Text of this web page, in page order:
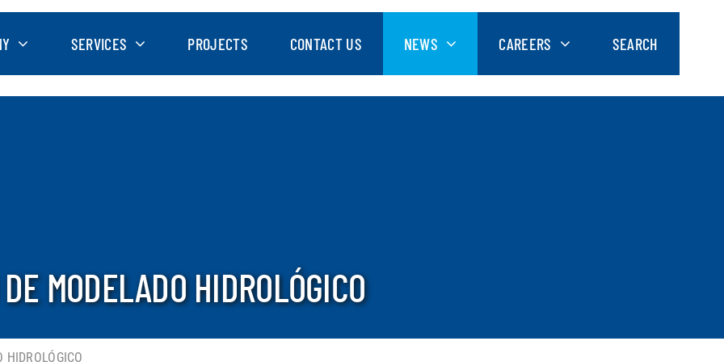
SERVICES PROJECTS CONTACT US NEWS CAREERS SEARCH
MODELADO HIDROLÓGICO